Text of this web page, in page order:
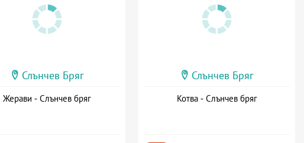
Слънчев Бряг
Жерави - Слънчев бряг
Слънчев Бряг
Котва - Слънчев бряг